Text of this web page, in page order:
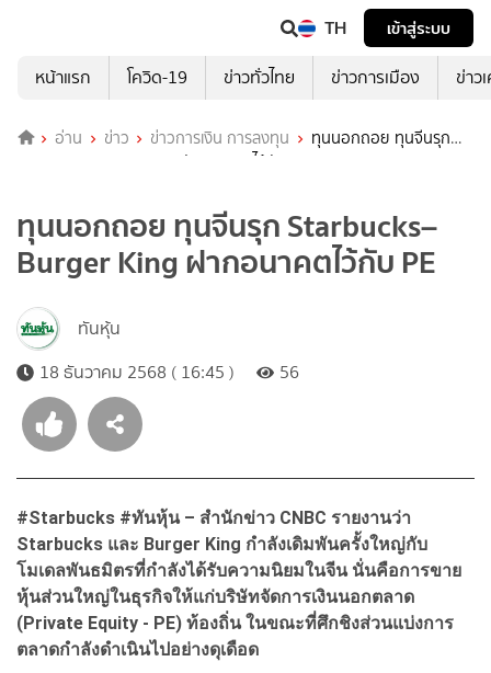
TH
เข้าสู่ระบบ
หน้าแรก
โควิด-19 ข่าวทั่วไทย ข่าวการเมือง ข่าว
อ่าน ข่าว ข่าวการเงิน การลงทุน
ทุนนอกถอย ทุนจีนรุก
Starbucks–Burger King ฝากอนาคตไว้กับ PE
ทุนนอกถอย ทุนจีนรุก Starbucks–
Burger King ฝากอนาคตไว้กับ PE
ทันหุ้น
18 ธันวาคม 2568 ( 16:45 )
56
#Starbucks #ทันหุ้น – สำนักข่าว CNBC รายงานว่า
Starbucks และ Burger King กำลังเดิมพันครั้งใหญ่กับ
โมเดลพันธมิตรที่กำลังได้รับความนิยมในจีน นั่นคือการขาย
หุ้นส่วนใหญ่ในธุรกิจให้แก่บริษัทจัดการเงินนอกตลาด
(Private Equity - PE) ท้องถิ่น ในขณะที่ศึกชิงส่วนแบ่งการ
ตลาดกำลังดำเนินไปอย่างดุเดือด